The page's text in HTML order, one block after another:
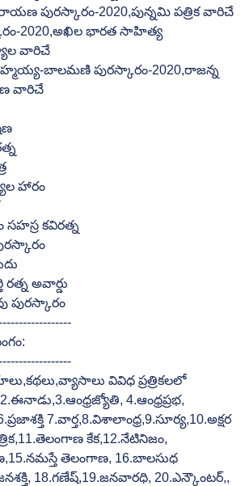
పురస్కారం-2020,పున్నమి పత్రిక వారిచే
2020,అఖిల భారత సాహిత్య
వారిచే
బాలమణి పురస్కారం-2020,రాజన్న
వారిచే
హారం
కవిరత్న
రత్న అవార్డు
పురస్కారం
వివిధ ప్రత్రికలలో
2.ఈనాడు,3.ఆంధ్రజ్యోతి, 4.ఆంధ్రప్రభ,
7.వార్త,8.విశాలాంధ్ర,9.సూర్య,10.అక్షర
కేక,12.నేటినిజం,
తెలంగాణ, 16.బాలసుధ
18.గణేష్,19.జనవారధి, 20.ఎన్కౌంటర్,,